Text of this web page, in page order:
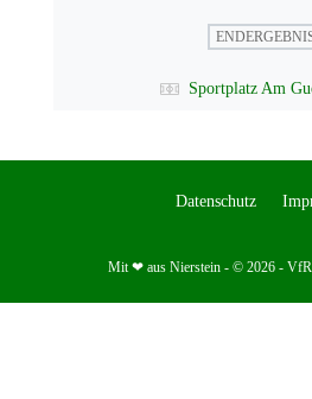
Sportplatz Am
Datenschutz
Mit ❤ aus Nierstein - © 2026 - VfR